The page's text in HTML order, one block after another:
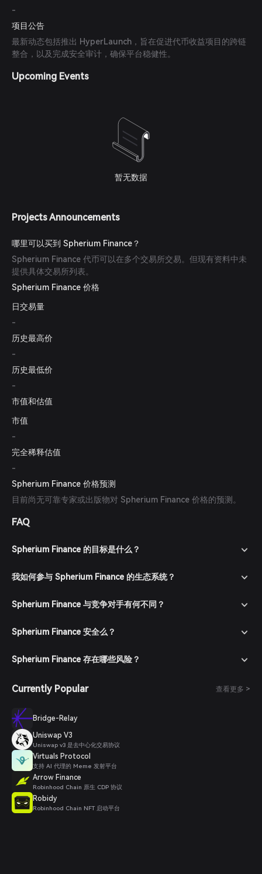
-
项目公告
最新动态包括推出 HyperLaunch，旨在促进代币收益项目的跨链
整合，以及完成安全审计，确保平台稳健性。
Upcoming Events
暂无数据
Projects Announcements
哪里可以买到 Spherium Finance？
Spherium Finance 代币可以在多个交易所交易。但现有资料中未
提供具体交易所列表。
Spherium Finance 价格
日交易量
-
历史最高价
-
历史最低价
-
市值和估值
市值
-
完全稀释估值
-
Spherium Finance 价格预测
目前尚无可靠专家或出版物对 Spherium Finance 价格的预测。
FAQ
Spherium Finance 的目标是什么？
我如何参与 Spherium Finance 的生态系统？
Spherium Finance 与竞争对手有何不同？
Spherium Finance 安全么？
Spherium Finance 存在哪些风险？
Currently Popular 查看更多 >
Bridge-Relay
Uniswap V3
Uniswap v3 是去中心化交易协议
Virtuals Protocol
支持 AI 代理的 Meme 发射平台
Arrow Finance
Robinhood Chain 原生 CDP 协议
Robidy
Robinhood Chain NFT 启动平台